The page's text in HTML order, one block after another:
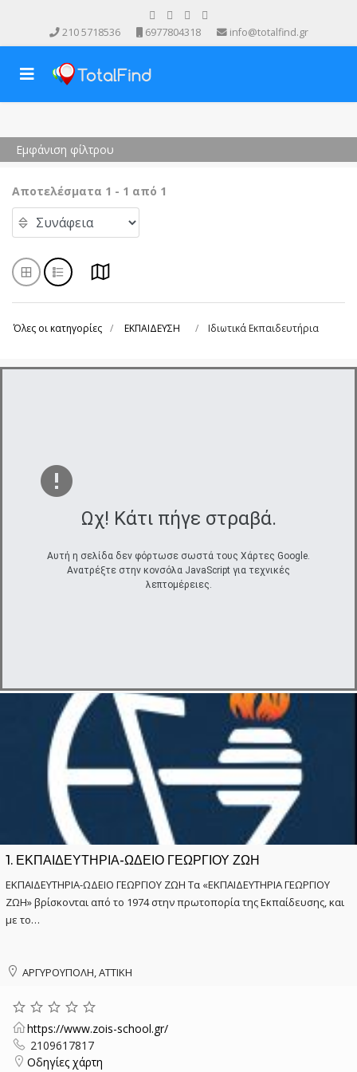
210 5718536 6977804318 info@totalfind.gr
Εμφάνιση φίλτρου
Αποτελέσματα 1 - 1 από 1
Όλες οι κατηγορίες ΕΚΠΑΙΔΕΥΣΗ Ιδιωτικά Εκπαιδευτήρια
Ωχ! Κάτι πήγε στραβά.
Αυτή η σελίδα δεν φόρτωσε σωστά τους Χάρτες Google.
Ανατρέξτε στην κονσόλα JavaScript για τεχνικές
λεπτομέρειες.
1. ΕΚΠΑΙΔΕΥΤΗΡΙΑ-ΩΔΕΙΟ ΓΕΩΡΓΙΟΥ ΖΩΗ
ΕΚΠΑΙΔΕΥΤΗΡΙΑ-ΩΔΕΙΟ ΓΕΩΡΓΙΟΥ ΖΩΗ Τα «ΕΚΠΑΙΔΕΥΤΗΡΙΑ ΓΕΩΡΓΙΟΥ
ΖΩΗ» βρίσκονται από το 1974 στην πρωτοπορία της Εκπαίδευσης, και
με το…
ΑΡΓΥΡΟΥΠΟΛΗ, ΑΤΤΙΚΗ
https://www.zois-school.gr/
2109617817
Οδηγίες χάρτη